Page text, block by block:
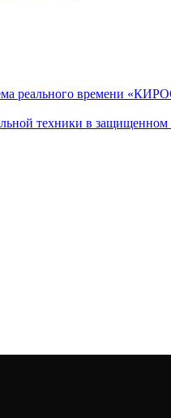
реального времени
техники в